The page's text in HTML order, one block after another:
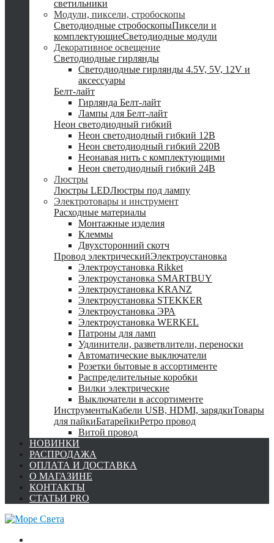
светильники
Модули, пиксели, стробоскопы
Светодиодные стробоскопыПиксели и
комплектующиеСветодиодные модули
Декоративное освещение
Светодиодные гирлянды
Светодиодные гирлянды 4.5V, 5V, 12V и
аксессуары
Белт-лайт
Гирлянда Белт-лайт
Лампы для Белт-лайт
Неон светодиодный гибкий
Неон светодиодный гибкий 12В
Неон светодиодный гибкий 220В
Неонавая нить с комплектующими
Неон светодиодный гибкий 24В
Люстры
Люстры LEDЛюстры под лампу
Электротовары и инструмент
Расходные материалы
Монтажные изделия
Клеммы
Двухсторонний скотч
Провод электрическийЭлектроустановка
Электроустановка Rikket
Электроустановка SMARTBUY
Электроустановка KRANZ
Электроустановка STEKKER
Электроустановка ЭРА
Электроустановка WERKEL
Патроны для ламп
Удлинители, разветвлители, переноски
Автоматические выключатели
Розетки бытовые в ассортименте
Распределительные коробки
Вилки электрические
Выключатели в ассортименте
ИнструментыКабели USB, HDMI, зарядкиТовары
для пайкиБатарейкиРетро провод
Витой провод
НОВИНКИ
РАСПРОДАЖА
ОПЛАТА И ДОСТАВКА
О МАГАЗИНЕ
КОНТАКТЫ
СТАТЬИ PRO